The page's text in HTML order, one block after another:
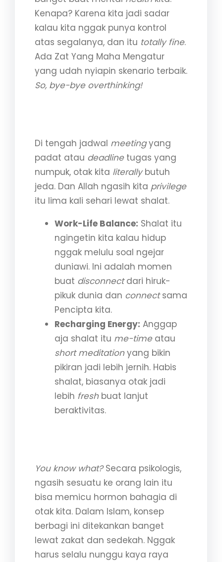
Kenapa? Karena kita jadi sadar
kalau kita nggak punya kontrol
atas segalanya, dan itu totally fine.
Ada Zat Yang Maha Mengatur
yang udah nyiapin skenario terbaik.
So, bye-bye overthinking!
Di tengah jadwal meetingyang
padat atau deadlinetugas yang
numpuk, otak kita literallybutuh
jeda. Dan Allah ngasih kita privilege
itu lima kali sehari lewat shalat.
Work-Life Balance: Shalat itu
ngingetin kita kalau hidup
nggak melulu soal ngejar
duniawi. Ini adalah momen
buat disconnectdari hiruk-
pikuk dunia dan connectsama
Pencipta kita.
Recharging Energy: Anggap
aja shalat itu me-timeatau
short meditationyang bikin
pikiran jadi lebih jernih. Habis
shalat, biasanya otak jadi
lebih freshbuat lanjut
beraktivitas.
You know what?Secara psikologis,
ngasih sesuatu ke orang lain itu
bisa memicu hormon bahagia di
otak kita. Dalam Islam, konsep
berbagi ini ditekankan banget
lewat zakat dan sedekah. Nggak
harus selalu nunggu kaya raya